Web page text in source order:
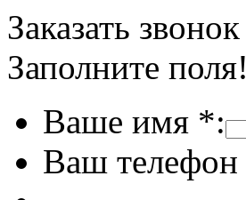
Заказать звонок
Заполните поля!
Ваше имя *:
Ваш телефон